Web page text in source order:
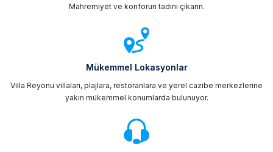
Mahremiyet ve konforun tadını çıkarın.
Mükemmel Lokasyonlar
Villa Reyonu villaları, plajlara, restoranlara ve yerel cazibe merkezlerine
yakın mükemmel konumlarda bulunuyor.